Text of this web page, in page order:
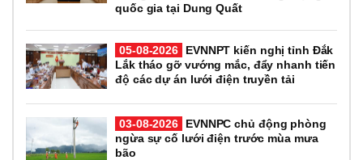
quốc gia tại Dung Quất
05-08-2026
EVNNPT kiến nghị tỉnh Đắk
Lắk tháo gỡ vướng mắc, đẩy nhanh tiến
độ các dự án lưới điện truyền tải
03-08-2026
EVNNPC chủ động phòng
ngừa sự cố lưới điện trước mùa mưa
bão